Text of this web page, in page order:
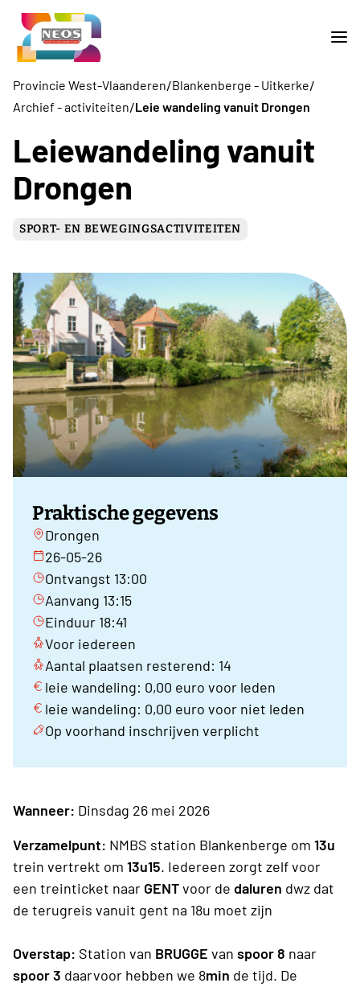
Provincie West-Vlaanderen/Blankenberge - Uitkerke/
Archief - activiteiten/Leie wandeling vanuit Drongen
Leiewandeling vanuit
Drongen
SPORT- EN BEWEGINGSACTIVITEITEN
Praktische gegevens
Drongen
26-05-26
Ontvangst 13:00
Aanvang 13:15
Einduur 18:41
Voor iedereen
Aantal plaatsen resterend: 14
leie wandeling: 0,00 euro voor leden
leie wandeling: 0,00 euro voor niet leden
Op voorhand inschrijven verplicht
Wanneer: Dinsdag 26 mei 2026
Verzamelpunt: NMBS station Blankenberge om 13u
trein vertrekt om 13u15. Iedereen zorgt zelf voor
een treinticket naar GENTvoor de daluren dwz dat
de terugreis vanuit gent na 18u moet zijn
Overstap: Station van BRUGGE van spoor 8 naar
spoor 3 daarvoor hebben we 8min de tijd. De